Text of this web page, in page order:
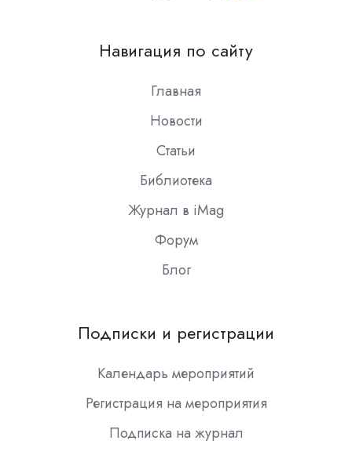
Slack
Навигация по сайту
Главная
Новости
Статьи
Библиотека
Журнал в iMag
Форум
Блог
Подписки и регистрации
Календарь мероприятий
Регистрация на мероприятия
Подписка на журнал